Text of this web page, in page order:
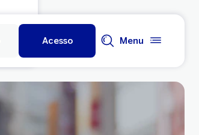
Acesso Menu